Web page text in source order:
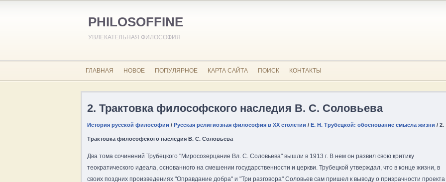
PHILOSOFFINE
УВЛЕКАТЕЛЬНАЯ ФИЛОСОФИЯ
ГЛАВНАЯ НОВОЕ ПОПУЛЯРНОЕ КАРТА САЙТА ПОИСК КОНТАКТЫ
2. Трактовка философского наследия В. С. Соловьева
История русской философии / Русская религиозная философия в XX столетии / Е. Н. Трубецкой: обоснование смысла жизни / 2.
Трактовка философского наследия В. С. Соловьева
Два тома сочинений Трубецкого "Миросозерцание Вл. С. Соловьева" вышли в 1913 г. В нем он развил свою критику
теократического идеала, основанного на смешении государственности и церкви. Трубецкой утверждал, что в конце жизни, в
своих поздних произведениях "Оправдание добра" и "Три разговора" Соловьев сам пришел к выводу о призрачности проекта